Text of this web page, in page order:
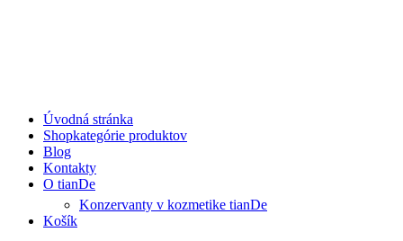
Úvodná stránka
Shopkategórie produktov
Blog
Kontakty
O tianDe
Konzervanty v kozmetike tianDe
Košík